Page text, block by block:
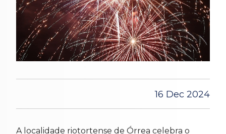
16 Dec 2024
A localidade riotortense de Órrea celebra o